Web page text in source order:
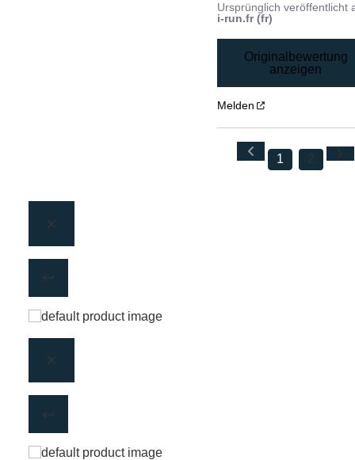
Ursprünglich veröffentlicht
i-run.fr (fr)
Originalbewertung
anzeigen
Melden
1 2